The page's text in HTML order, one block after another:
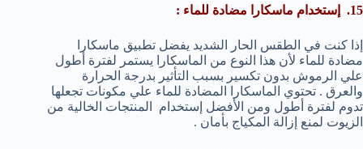
15. إستخدام ماسكارا مضادة للماء :
إذا كنت في الطقس الحار الشديد يفضل تطبيق ماسكارا
مضادة للماء لأن هذا النوع من الماسكارا يستمر لفترة أطول
علي الرموش بدون تكسير بسبب التأثير بدرجة الحرارة
والعرق . تحتوي الماسكارا المضادة للماء علي مكونات تجعلها
تدوم لفترة أطول ومن الأفضل إستخدام المنتجات الخالية من
الزيوت لمنع إزالة المكياج بأمان .